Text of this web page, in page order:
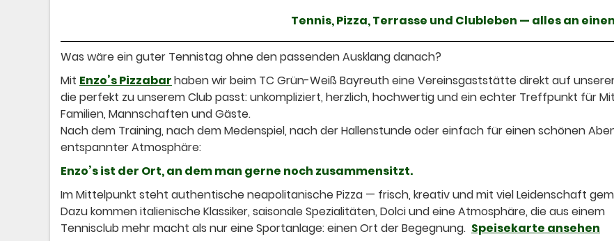
Tennis, Pizza, Terrasse und Clubleben — alles an
Was wäre ein guter Tennistag ohne den passenden Ausklang danach?
Mit Enzo’s Pizzabarhaben wir beim TC Grün-Weiß Bayreuth eine Vereinsgaststätte direkt auf
die perfekt zu unserem Club passt: unkompliziert, herzlich, hochwertig und ein echter Treffpunkt für
Familien, Mannschaften und Gäste.
Nach dem Training, nach dem Medenspiel, nach der Hallenstunde oder einfach für einen schönen
entspannter Atmosphäre:
Enzo’s ist der Ort, an dem man gerne noch zusammensitzt.
Im Mittelpunkt steht authentische neapolitanische Pizza — frisch, kreativ und mit viel Leidenschaft
Dazu kommen italienische Klassiker, saisonale Spezialitäten, Dolci und eine Atmosphäre, die aus einem
Tennisclub mehr macht als nur eine Sportanlage: einen Ort der Begegnung. Speisekarte ansehen